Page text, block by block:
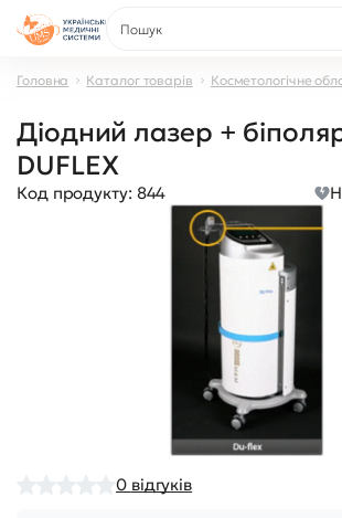
Головна Каталог товарів Косметологічне
Діодний лазер +
DUFLEX
Код продукту: 844
0 відгуків